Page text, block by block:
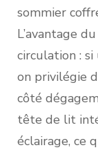
sommier
L’avantage
circulation :
on privilégie
côté
tête de lit
éclairage, ce